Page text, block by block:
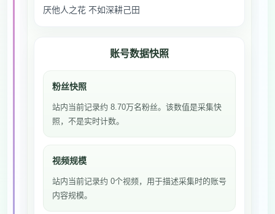
厌他人之花 不如深耕己田
账号数据快照
粉丝快照
站内当前记录约 8.70万名粉丝。该数值是采集快
照，不是实时计数。
视频规模
站内当前记录约 0个视频，用于描述采集时的账号
内容规模。